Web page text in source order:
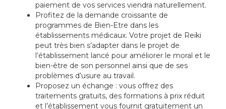
paiement de vos services viendra naturellement.
Profitez de la demande croissante de
programmes de Bien-Etre dans les
établissements médicaux. Votre projet de Reiki
peut très bien s’adapter dans le projet de
l’établissement lancé pour améliorer le moral et le
bien-être de son personnel ainsi que de ses
problèmes d’usure au travail.
Proposez un échange : vous offrez des
traitements gratuits, des formations à prix réduit
et l’établissement vous fournit gratuitement un